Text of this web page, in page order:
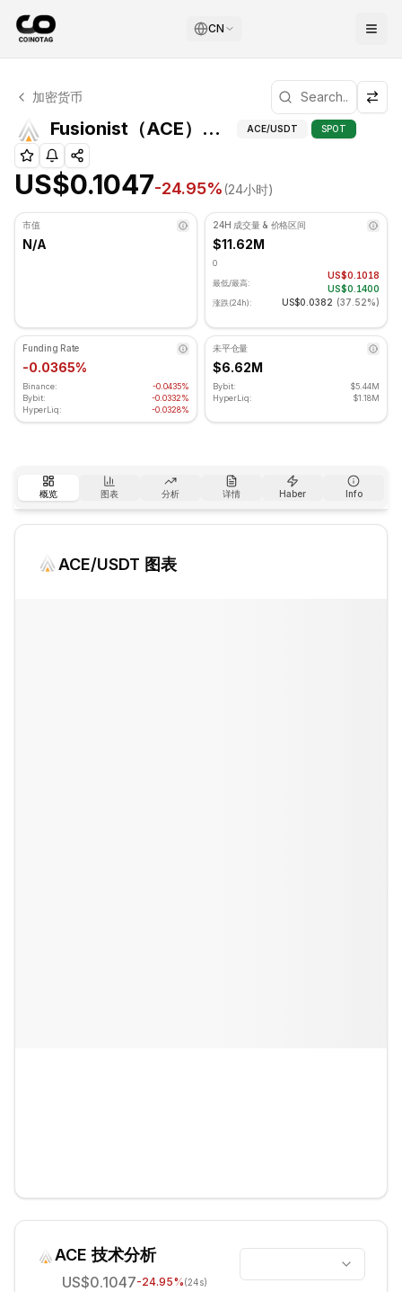
CN
Fusionist 技术分析
Fusionist 目前交易价格为 US$0.1047. RSI 指标为 62.43
加密货币
Fusionist（ACE）技术指标 Fusionist（
ACE/USDT SPOT
US$0.1047-24.95%(24小时)
市值
N/A
24H 成交量 & 价格区间
$11.62M
0
最低/最高:
US$0.1018
US$0.1400
涨跌(24h): US$0.0382 (37.52%)
Funding Rate
-0.0365%
Binance:
-0.0435%
Bybit:
-0.0332%
HyperLiq:
-0.0328%
未平仓量
$6.62M
Bybit:
$5.44M
HyperLiq:
$1.18M
概览 图表 分析 详情 Haber Info
ACE/USDT 图表
ACE 技术分析
US$0.1047-24.95%(24s)